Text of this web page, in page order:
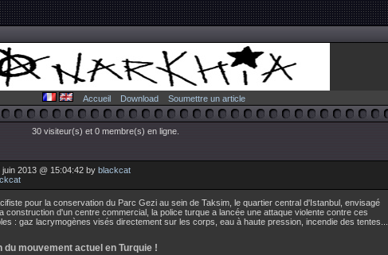
Accueil Download Soumettre un article
30 visiteur(s) et 0 membre(s) en ligne.
2013 @ 15:04:42 by blackcat
pour la conservation du Parc Gezi au sein de Taksim, le quartier central d'Istanbul, envisagé
construction d'un centre commercial, la police turque a lancée une attaque violente contre ces
: gaz lacrymogènes visés directement sur les corps, eau à haute pression, incendie des tentes...
du mouvement actuel en Turquie !